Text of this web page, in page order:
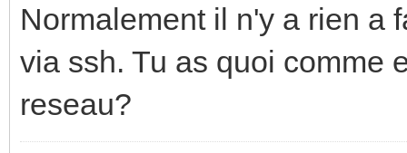
Normalement il n'y a rien a
via ssh. Tu as quoi comme
reseau?